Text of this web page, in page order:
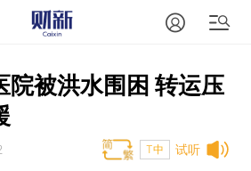
院被洪水围困 转运压
试听
T中